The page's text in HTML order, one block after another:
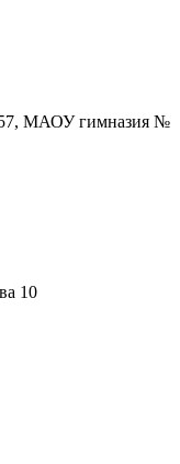
МАОУ гимназия №
10